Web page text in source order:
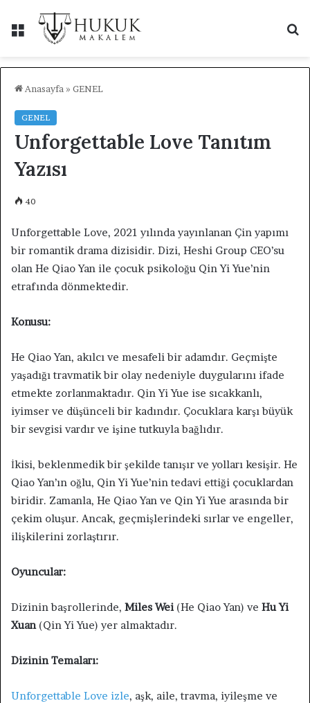
Menü
...
Anasayfa » GENEL
GENEL
Unforgettable Love Tanıtım
Yazısı
40
Unforgettable Love, 2021 yılında yayınlanan Çin yapımı
bir romantik drama dizisidir. Dizi, Heshi Group CEO’su
olan He Qiao Yan ile çocuk psikoloğu Qin Yi Yue’nin
etrafında dönmektedir.
Konusu:
He Qiao Yan, akılcı ve mesafeli bir adamdır. Geçmişte
yaşadığı travmatik bir olay nedeniyle duygularını ifade
etmekte zorlanmaktadır. Qin Yi Yue ise sıcakkanlı,
iyimser ve düşünceli bir kadındır. Çocuklara karşı büyük
bir sevgisi vardır ve işine tutkuyla bağlıdır.
İkisi, beklenmedik bir şekilde tanışır ve yolları kesişir. He
Qiao Yan’ın oğlu, Qin Yi Yue’nin tedavi ettiği çocuklardan
biridir. Zamanla, He Qiao Yan ve Qin Yi Yue arasında bir
çekim oluşur. Ancak, geçmişlerindeki sırlar ve engeller,
ilişkilerini zorlaştırır.
Oyuncular:
Dizinin başrollerinde, Miles Wei (He Qiao Yan) ve Hu Yi
Xuan(Qin Yi Yue) yer almaktadır.
Dizinin Temaları:
Unforgettable Love izle, aşk, aile, travma, iyileşme ve